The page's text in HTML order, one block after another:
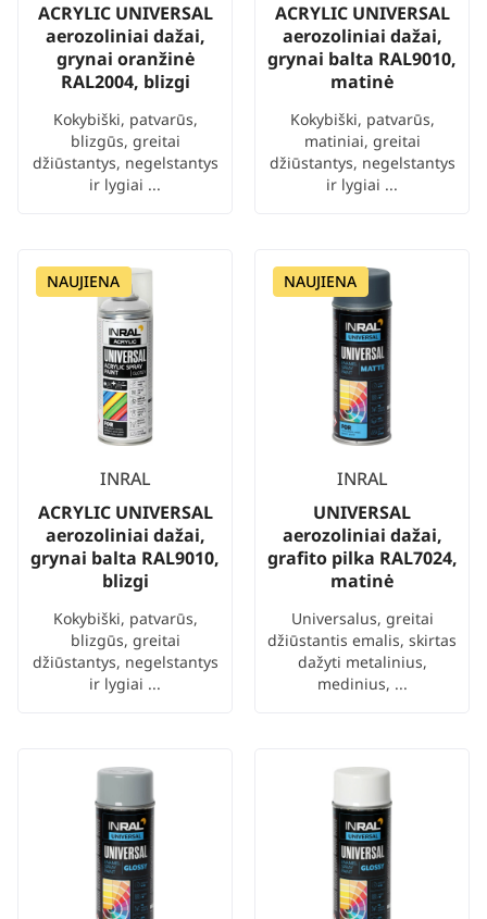
ACRYLIC UNIVERSAL
aerozoliniai dažai,
grynai oranžinė
RAL2004, blizgi
Kokybiški, patvarūs,
blizgūs, greitai
džiūstantys, negelstantys
ir lygiai ...
ACRYLIC UNIVERSAL
aerozoliniai dažai,
grynai balta RAL9010,
matinė
Kokybiški, patvarūs,
matiniai, greitai
džiūstantys, negelstantys
ir lygiai ...
NAUJIENA
INRAL
ACRYLIC UNIVERSAL
aerozoliniai dažai,
grynai balta RAL9010,
blizgi
Kokybiški, patvarūs,
blizgūs, greitai
džiūstantys, negelstantys
ir lygiai ...
NAUJIENA
INRAL
UNIVERSAL
aerozoliniai dažai,
grafito pilka RAL7024,
matinė
Universalus, greitai
džiūstantis emalis, skirtas
dažyti metalinius,
medinius, ...